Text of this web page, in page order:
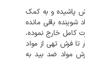
پاشیده و به کمک
باقی مانده
کامل خارج نموده،
تا فرش تهی از مواد
مواد ضد بید به